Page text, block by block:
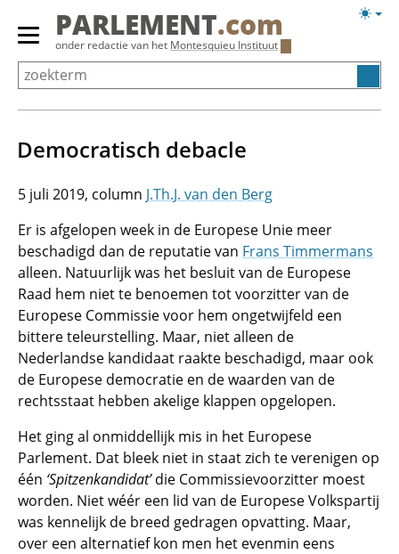
Overslaan
Primair
menu
tonen/verbergen
PARLEMENT.com
onder redactie van het Montesquieu Instituut
Democratisch debacle
5 juli 2019
J.Th.J. van den Berg
Er is afgelopen week in de Europese Unie meer
beschadigd dan de reputatie van Frans Timmermans
alleen. Natuurlijk was het besluit van de Europese
Raad hem niet te benoemen tot voorzitter van de
Europese Commissie voor hem ongetwijfeld een
bittere teleurstelling. Maar, niet alleen de
Nederlandse kandidaat raakte beschadigd, maar ook
de Europese democratie en de waarden van de
rechtsstaat hebben akelige klappen opgelopen.
Het ging al onmiddellijk mis in het Europese
Parlement. Dat bleek niet in staat zich te verenigen op
één ‘Spitzenkandidat’die Commissievoorzitter moest
worden. Niet wéér een lid van de Europese Volkspartij
was kennelijk de breed gedragen opvatting. Maar,
over een alternatief kon men het evenmin eens